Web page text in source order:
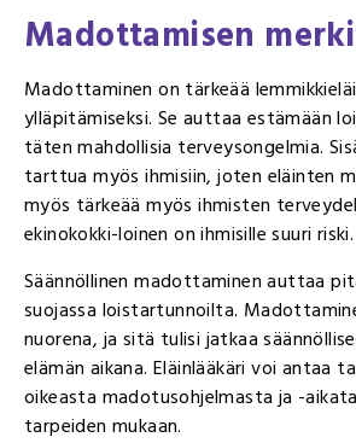
Madottamisen
Madottaminen on tärkeää
ylläpitämiseksi. Se auttaa estämään
täten mahdollisia terveysongelmia.
tarttua myös ihmisiin, joten eläinten
myös tärkeää myös ihmisten
ekinokokki-loinen on ihmisille suuri
Säännöllinen madottaminen auttaa
suojassa loistartunnoilta.
nuorena, ja sitä tulisi jatkaa
elämän aikana. Eläinlääkäri voi antaa
oikeasta madotusohjelmasta ja -
tarpeiden mukaan.